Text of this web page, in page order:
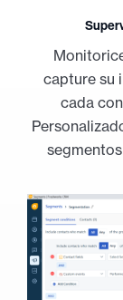
capture su
cada